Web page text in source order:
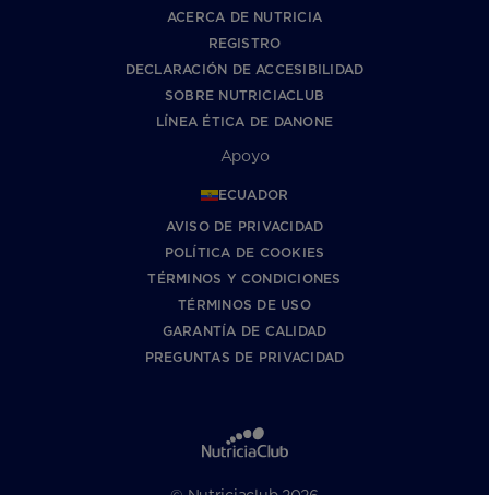
ACERCA DE NUTRICIA
REGISTRO
DECLARACIÓN DE ACCESIBILIDAD
SOBRE NUTRICIACLUB
LÍNEA ÉTICA DE DANONE
Apoyo
ECUADOR
AVISO DE PRIVACIDAD
POLÍTICA DE COOKIES
TÉRMINOS Y CONDICIONES
TÉRMINOS DE USO
GARANTÍA DE CALIDAD
PREGUNTAS DE PRIVACIDAD